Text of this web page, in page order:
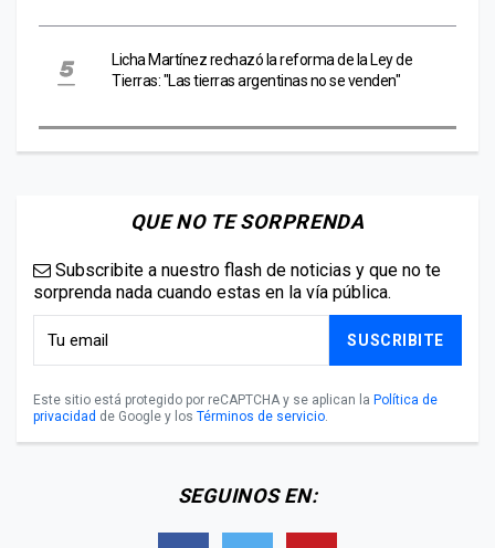
Licha Martínez rechazó la reforma de la Ley de
Tierras: "Las tierras argentinas no se venden"
QUE NO TE SORPRENDA
Subscribite a nuestro flash de noticias y que no te
sorprenda nada cuando estas en la vía pública.
SUSCRIBITE
Este sitio está protegido por reCAPTCHA y se aplican la Política de
privacidad de Google y los Términos de servicio.
SEGUINOS EN: